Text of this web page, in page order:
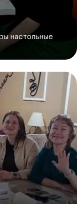
настольные